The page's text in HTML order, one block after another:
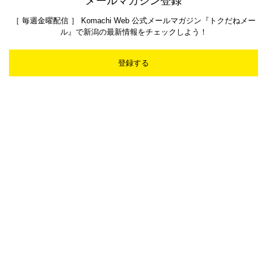
［ 毎週金曜配信 ］ Komachi Web 公式メールマガジン『トクだねメー
ル』で新潟の最新情報をチェックしよう！
登録する